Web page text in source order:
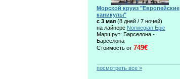
Морской круиз "Европейские
каникулы"
c 3 мая (8 дней / 7 ночей)
на лайнере Norwegian Epic
Маршрут: Барселона -
Барселона
Стоимость от 749€
посмотреть все »